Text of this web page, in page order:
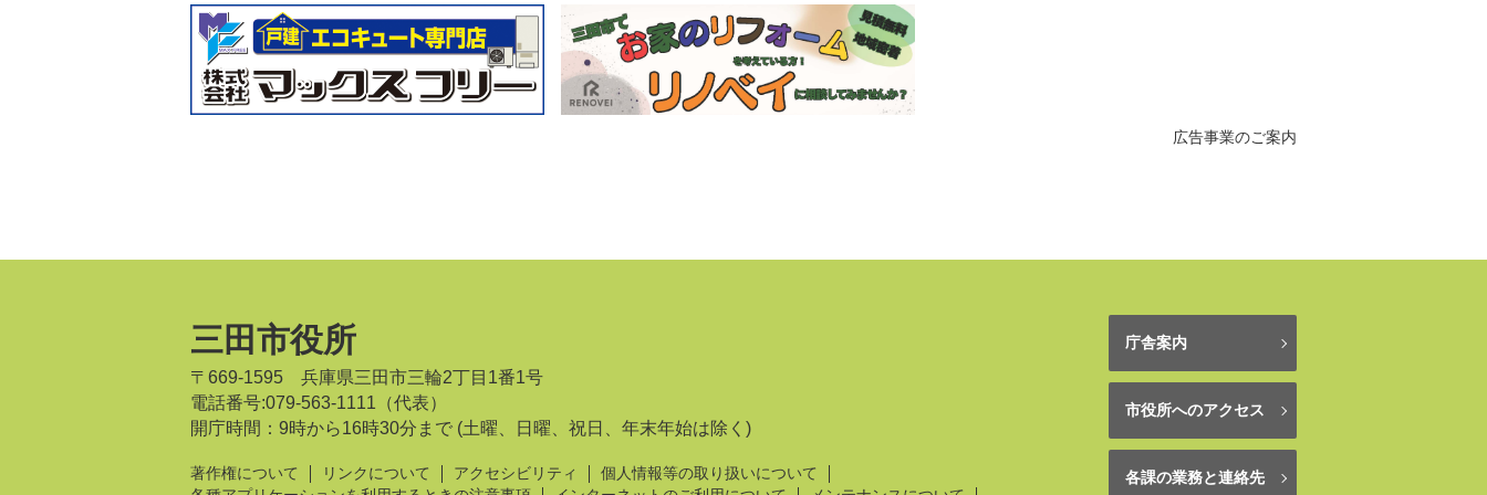
広告事業のご案内
三田市役所
〒669-1595 兵庫県三田市三輪2丁目1番1号
電話番号:079-563-1111（代表）
開庁時間：9時から16時30分まで (土曜、日曜、祝日、年末年始は除く)
著作権について リンクについて アクセシビリティ
個人情報等の取り扱いについて
庁舎案内
市役所へのアクセス
各課の業務と連絡先